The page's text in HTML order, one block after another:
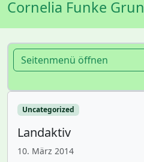
Cornelia Funke
Uncategorized
Landaktiv
10. März 2014
Seitenmenü öffnen